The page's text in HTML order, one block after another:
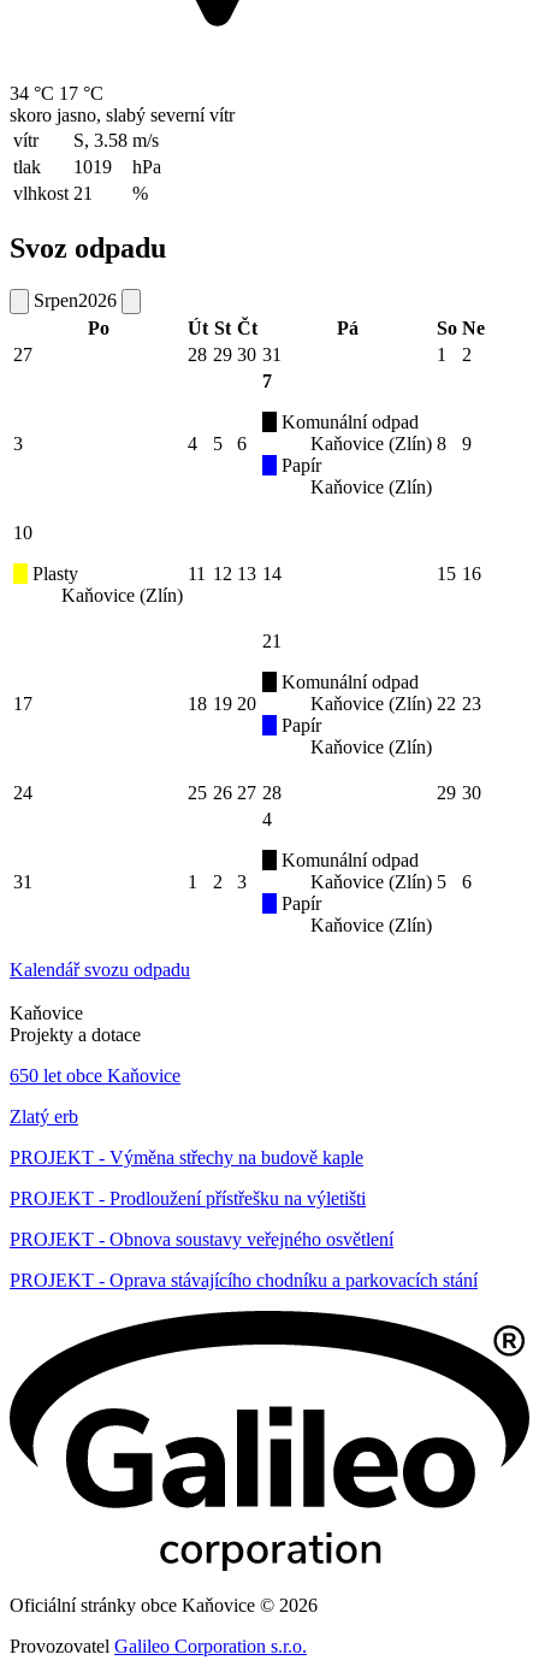
34 °C 17 °C
skoro jasno, slabý severní vítr
vítr
S, 3.58 m/s
tlak
1019
hPa
vlhkost 21 %
Svoz odpadu
Srpen2026
Po
Út St Čt Pá So Ne
27
28 29 30 31 1 2
3 4 5 6
7
Komunální odpad
Kaňovice (Zlín)
Papír
Kaňovice (Zlín)
8 9
10
Plasty
Kaňovice (Zlín)
11 12 13 14 15 16
17 18 19 20
21
Komunální odpad
Kaňovice (Zlín)
Papír
Kaňovice (Zlín)
22 23
24 25 26 27 28 29 30
31 1 2 3
4
Komunální odpad
Kaňovice (Zlín)
Papír
Kaňovice (Zlín)
5 6
Kalendář svozu odpadu
Kaňovice
Projekty a dotace
650 let obce Kaňovice
Zlatý erb
PROJEKT - Výměna střechy na budově kaple
PROJEKT - Prodloužení přístřešku na výletišti
PROJEKT - Obnova soustavy veřejného osvětlení
PROJEKT - Oprava stávajícího chodníku a parkovacích stání
Oficiální stránky obce Kaňovice © 2026
Provozovatel Galileo Corporation s.r.o.